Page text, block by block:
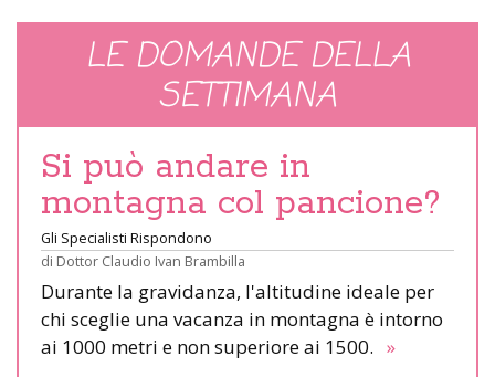
LE DOMANDE DELLA
SETTIMANA
Si può andare in
montagna col pancione?
Gli Specialisti Rispondono
di Dottor Claudio Ivan Brambilla
Durante la gravidanza, l'altitudine ideale per
chi sceglie una vacanza in montagna è intorno
ai 1000 metri e non superiore ai 1500. »